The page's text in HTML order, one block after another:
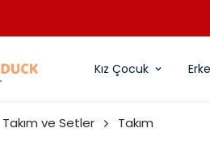
Kız Çocuk
Takım ve Setler Takım